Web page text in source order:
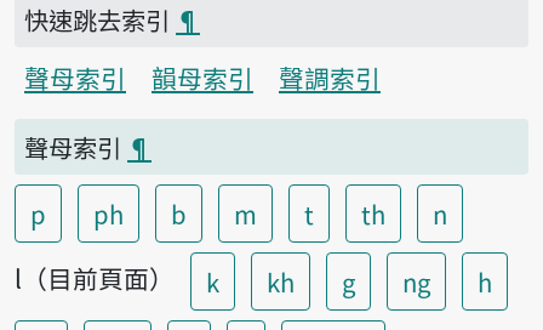
快速跳去索引 ¶
聲母索引
韻母索引
聲調索引
聲母索引 ¶
p
ph b m t th
n
l（目前頁面）
k kh g ng
h